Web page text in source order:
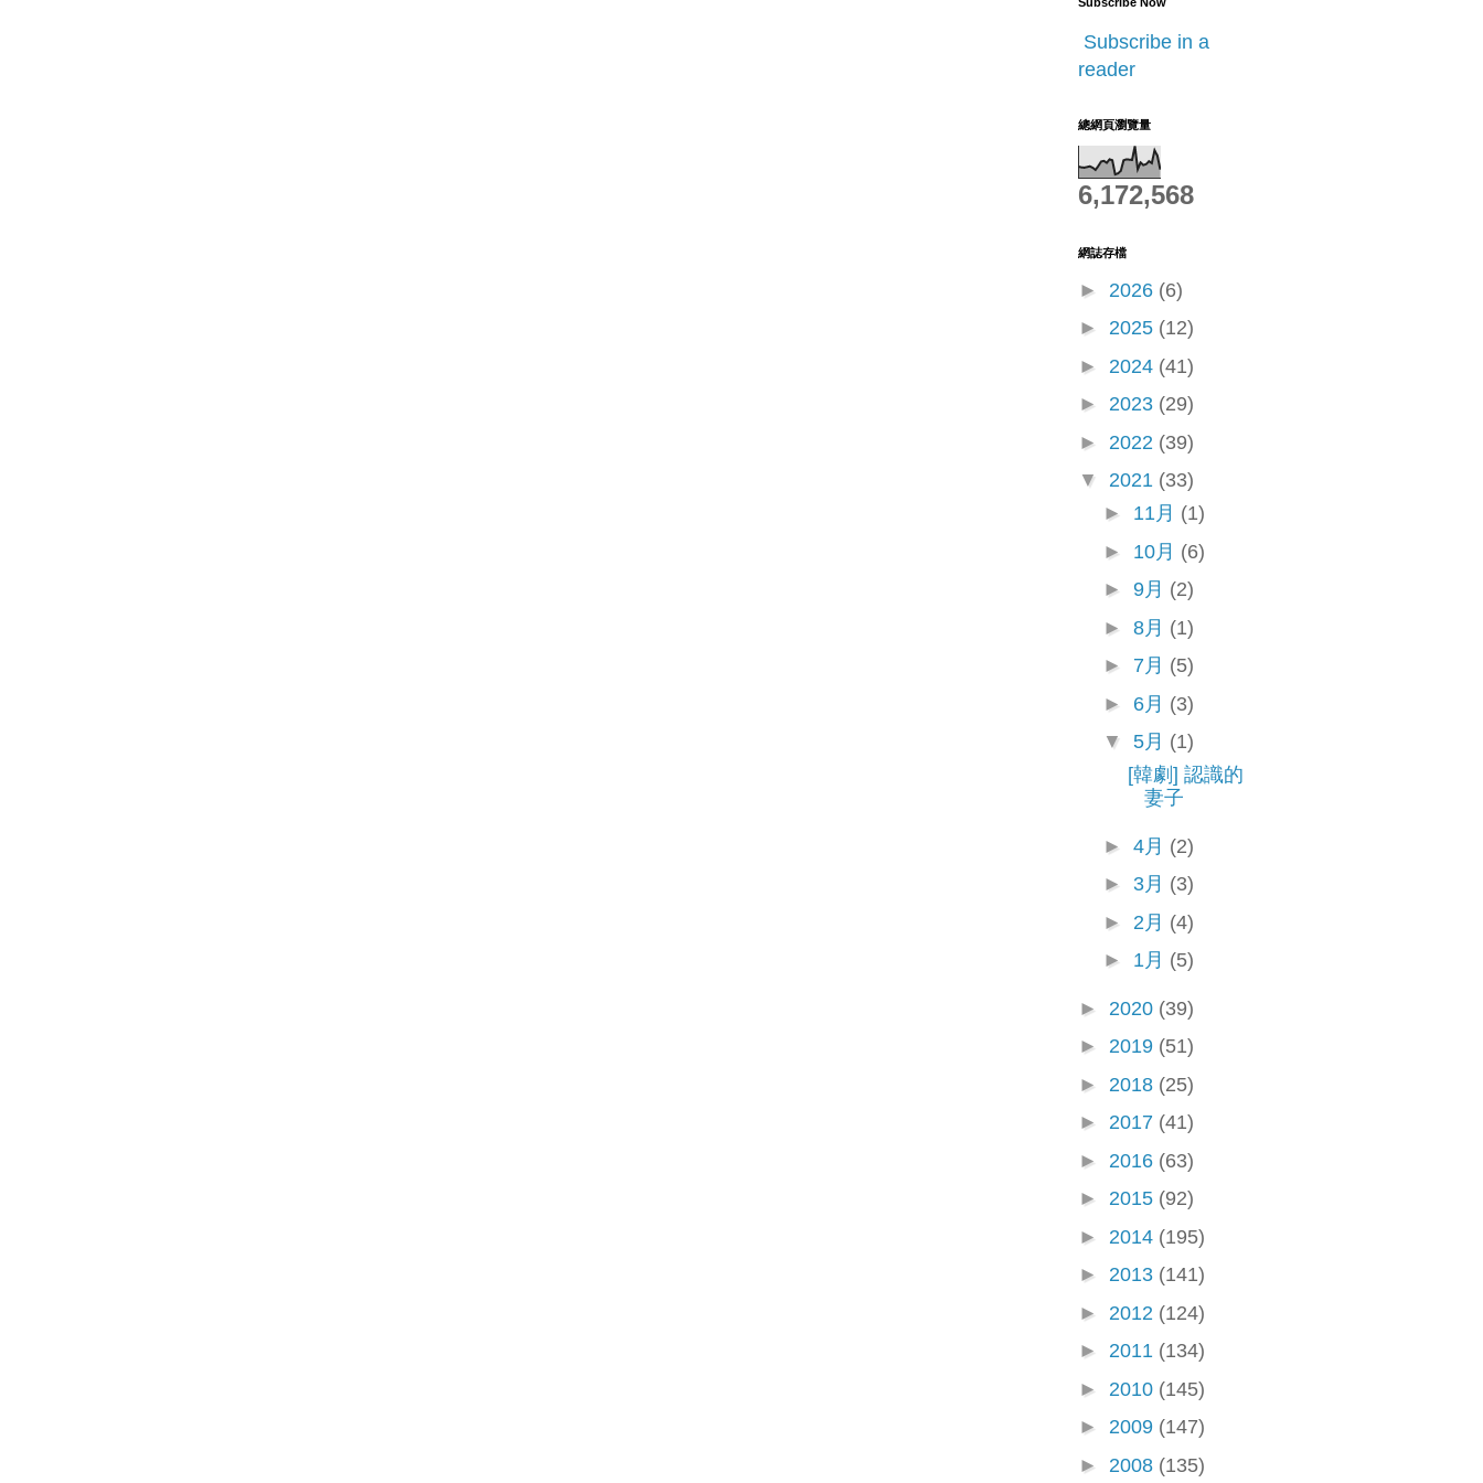
Subscribe in a
reader
總網頁瀏覽量
6,172,568
網誌存檔
► 2026 (6)
► 2025 (12)
► 2024 (41)
► 2023 (29)
► 2022 (39)
▼ 2021 (33)
► 11月 (1)
► 10月 (6)
► 9月 (2)
► 8月 (1)
► 7月 (5)
► 6月 (3)
▼ 5月 (1)
[韓劇] 認識的
妻子
► 4月 (2)
► 3月 (3)
► 2月 (4)
► 1月 (5)
► 2020 (39)
► 2019 (51)
► 2018 (25)
► 2017 (41)
► 2016 (63)
► 2015 (92)
► 2014 (195)
► 2013 (141)
► 2012 (124)
► 2011 (134)
► 2010 (145)
► 2009 (147)
► 2008 (135)